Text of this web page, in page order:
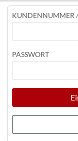
KUNDENNUMMER
PASSWORT